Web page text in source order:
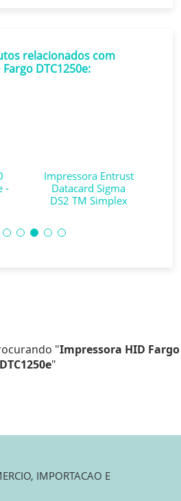
relacionados com
DTC1250e:
-
Impressora Entrust
Datacard Sigma
DS2 TM Simplex
"Impressora HID Fargo
DTC1250e"
IMPORTACAO E